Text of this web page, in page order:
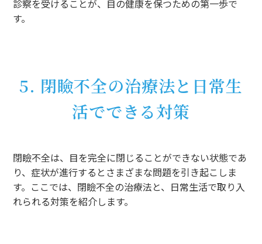
診察を受けることが、目の健康を保つための第一歩で
す。
5. 閉瞼不全の治療法と日常生
活でできる対策
閉瞼不全は、目を完全に閉じることができない状態であ
り、症状が進行するとさまざまな問題を引き起こしま
す。ここでは、閉瞼不全の治療法と、日常生活で取り入
れられる対策を紹介します。